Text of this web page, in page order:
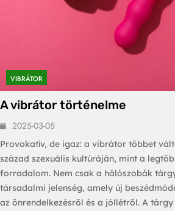
VIBRÁTOR
A vibrátor történelme
2025-03-05
Provokatív, de igaz: a vibrátor többet
század szexuális kultúráján, mint a
forradalom. Nem csak a hálószobák
társadalmi jelenség, amely új
az önrendelkezésről és a jóllétről. A